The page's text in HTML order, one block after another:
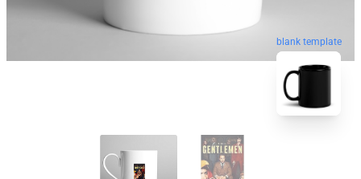
blank template